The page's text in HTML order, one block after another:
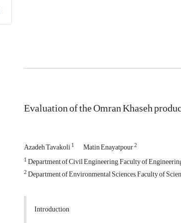
Evaluation of the Omran Khaseh
Azadeh Tavakoli1 Matin Enayatpour2
1Department of Civil Engineering, Faculty of
2Department of Environmental Sciences, Faculty of
Introduction